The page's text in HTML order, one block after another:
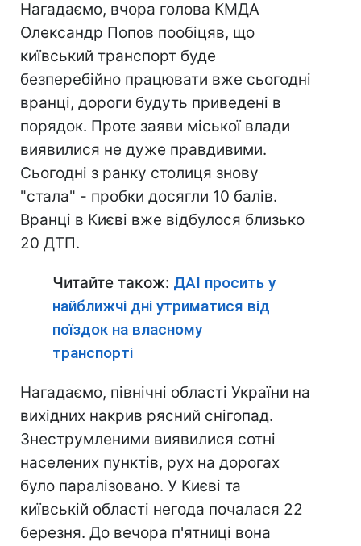
Нагадаємо, вчора голова КМДА
Олександр Попов пообіцяв, що
київський транспорт буде
безперебійно працювати вже сьогодні
вранці, дороги будуть приведені в
порядок. Проте заяви міської влади
виявилися не дуже правдивими.
Сьогодні з ранку столиця знову
"стала" - пробки досягли 10 балів.
Вранці в Києві вже відбулося близько
20 ДТП.
Читайте також: ДАІ просить у
найближчі дні утриматися від
поїздок на власному
транспорті
Нагадаємо, північні області України на
вихідних накрив рясний снігопад.
Знеструмленими виявилися сотні
населених пунктів, рух на дорогах
було паралізовано. У Києві та
київській області негода почалася 22
березня. До вечора п'ятниці вона